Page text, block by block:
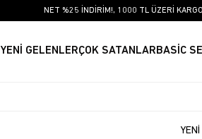
NET %25 İNDİRİM!, 1000 TL ÜZERİ
YENİ GELENLERÇOK SATANLARBASİC
YENI